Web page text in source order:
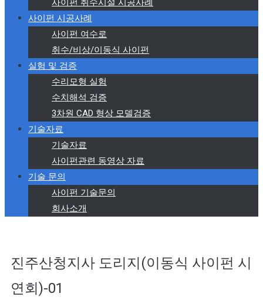
사이펀 취수시설 시공사례
사이펀 시공사례
사이펀 여수로
취수/비상/이동식 사이펀
실험 및 검증
수리모형 실험
수치해석 검증
3차원 CAD 형상 모델검증
기술자료
기술자료
사이펀관련 동영상 자료
기술 문의
사이펀 기술문의
회사소개
진주산청지사 도리지(이동식 사이펀 시
연회)-01